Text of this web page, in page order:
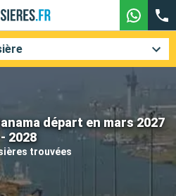
départ en mars 2027
- 2028
trouvées